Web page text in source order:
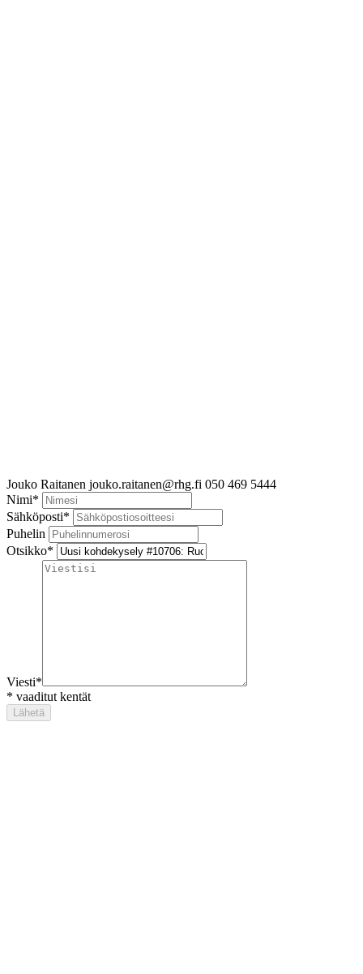
Jouko Raitanen jouko.raitanen@rhg.fi 050 469 5444
Nimi*
Sähköposti*
Puhelin
Otsikko*
Viesti*
* vaaditut kentät